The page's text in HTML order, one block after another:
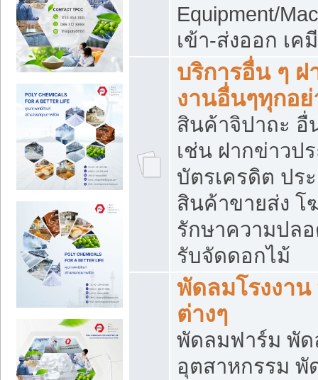
Equipment/
เข้า-ส่งออก เ
บริการอื่น ๆ
งานอื่นๆทุกอ
สินค้าจิปาถะ อื่
เช่น ฝากข่าวป
บัตรเครดิต ปร
สินค้าขายส่ง
รักษาความปล
รับจัดดอกไม้
พัดลมโรงงา
ต่างๆ
พัดลมฟาร์ม พัด
อุตสาหกรรม